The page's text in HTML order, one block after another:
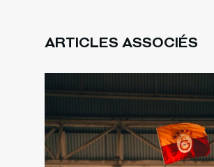
ARTICLES ASSOCIÉS